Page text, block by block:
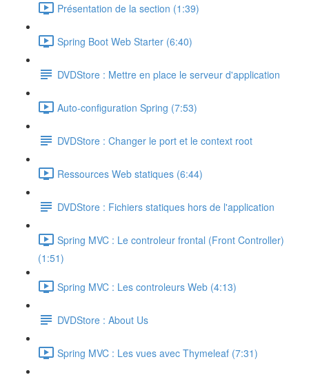
Présentation de la section (1:39)
Spring Boot Web Starter (6:40)
DVDStore : Mettre en place le serveur d'application
Auto-configuration Spring (7:53)
DVDStore : Changer le port et le context root
Ressources Web statiques (6:44)
DVDStore : Fichiers statiques hors de l'application
Spring MVC : Le controleur frontal (Front Controller)
(1:51)
Spring MVC : Les controleurs Web (4:13)
DVDStore : About Us
Spring MVC : Les vues avec Thymeleaf (7:31)